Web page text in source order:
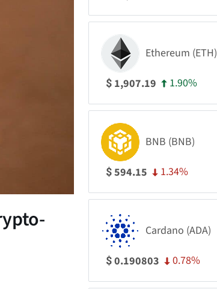
Ethereum (ETH)
$ 1,907.19 1.90%
BNB (BNB)
$594.15 1.34%
Cardano (ADA)
$0.190803 0.78%